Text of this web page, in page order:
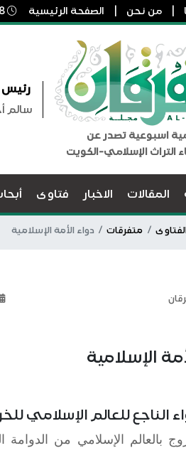
من نحن الصفحة الرئيسية
اسبوعية تصدر عن
التراث الإسلامي-الكويت
رئيس
سالم
المقالات الاخبار فتاوى
متفرقات دواء الأمة الإسلامية
الإسلامية
الناجع للعالم الإسلامي
بالعالم الإسلامي من الدوامة